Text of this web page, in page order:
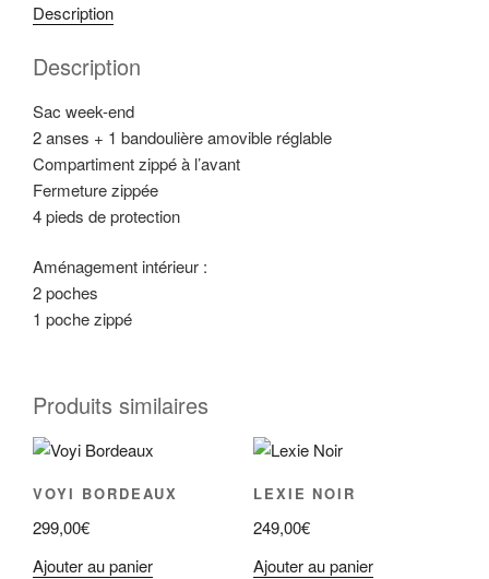
Description
Description
Sac week-end
2 anses + 1 bandoulière amovible réglable
Compartiment zippé à l’avant
Fermeture zippée
4 pieds de protection
Aménagement intérieur :
2 poches
1 poche zippé
Produits similaires
VOYI BORDEAUX
299,00€
Ajouter au panier
LEXIE NOIR
249,00€
Ajouter au panier